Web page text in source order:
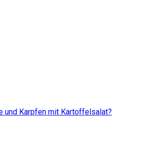
und Karpfen mit Kartoffelsalat?